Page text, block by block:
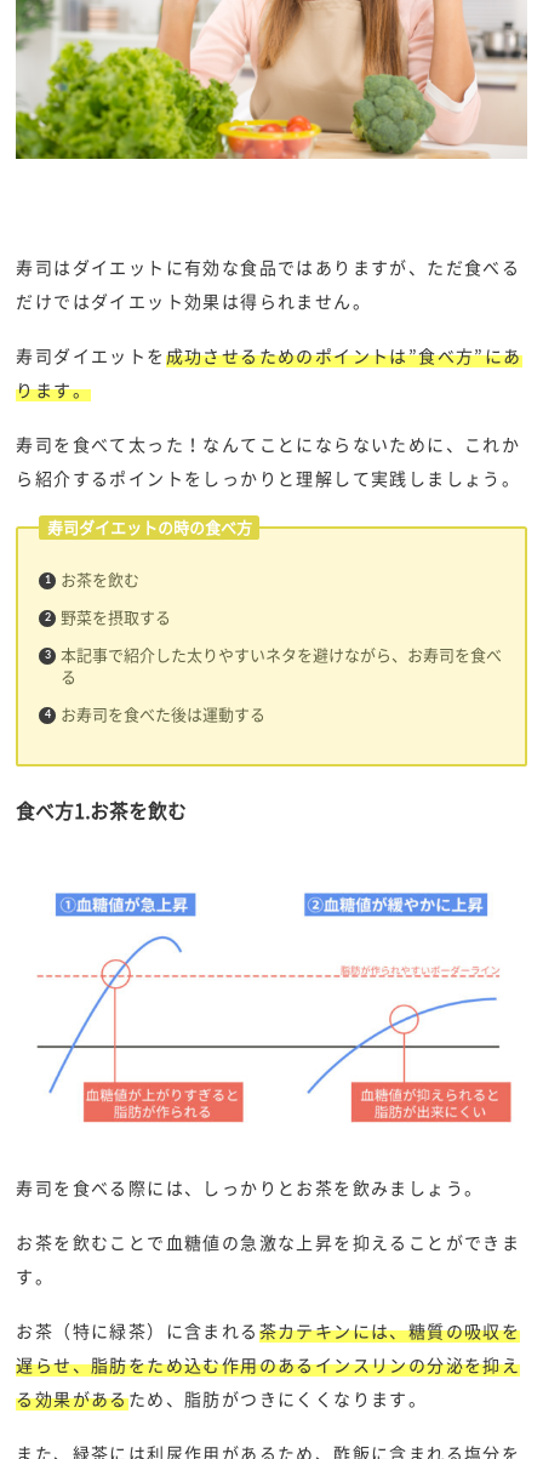
寿司はダイエットに有効な食品ではありますが、ただ食べる
だけではダイエット効果は得られません。
寿司ダイエットを 成功させるためのポイントは”食べ方”にあ
ります。
寿司を食べて太った！なんてことにならないために、これか
ら紹介するポイントをしっかりと理解して実践しましょう。
寿司ダイエットの時の食べ方
お茶を飲む
野菜を摂取する
本記事で紹介した太りやすいネタを避けながら、お寿司を食べ
る
お寿司を食べた後は運動する
食べ方1.お茶を飲む
寿司を食べる際には、しっかりとお茶を飲みましょう。
お茶を飲むことで血糖値の急激な上昇を抑えることができま
す。
お茶（特に緑茶）に含まれる 茶カテキンには、糖質の吸収を
遅らせ、脂肪をため込む作用のあるインスリンの分泌を抑え
る効果があるため、脂肪がつきにくくなります。
また、緑茶には利尿作用があるため、酢飯に含まれる塩分を